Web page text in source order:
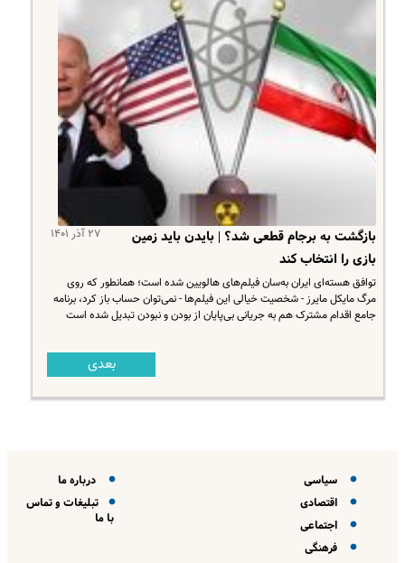
۲۷ آذر ۱۴۰۱
بازگشت به برجام قطعی شد؟ | بایدن باید زمین
بازی‌ را انتخاب کند
توافق هسته‌ای ایران به‌سان فیلم‌های هالویین شده است؛ همانطور که روی
مرگ مایکل مایرز - شخصیت خیالی این فیلم‌ها - نمی‌توان حساب باز کرد، برنامه
جامع اقدام مشترک هم به جریانی بی‌پایان از بودن و نبودن تبدیل شده است
بعدی
سیاسی
اقتصادی
اجتماعی
فرهنگی
درباره ما
تبلیغات و تماس
با ما